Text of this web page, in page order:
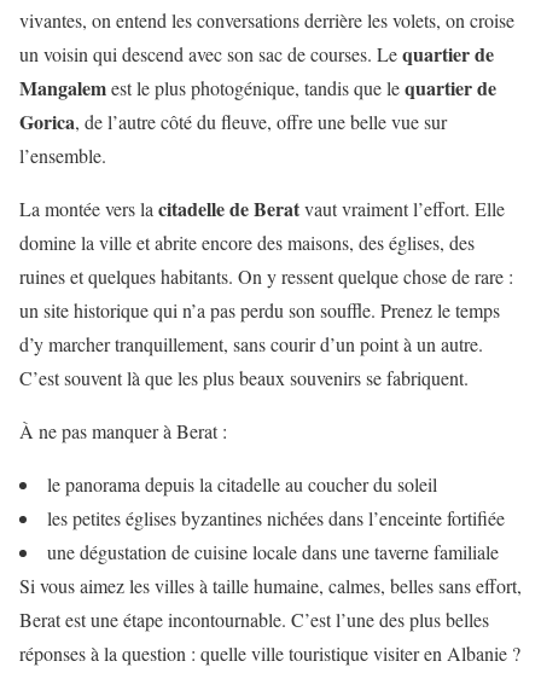
vivantes, on entend les conversations derrière les volets, on croise
un voisin qui descend avec son sac de courses. Lequartier de
Mangalemest le plus photogénique, tandis que lequartier de
Gorica, de l’autre côté du fleuve, offre une belle vue sur
l’ensemble.
La montée vers la citadelle de Beratvaut vraiment l’effort. Elle
domine la ville et abrite encore des maisons, des églises, des
ruines et quelques habitants. On y ressent quelque chose de rare :
un site historique qui n’a pas perdu son souffle. Prenez le temps
d’y marcher tranquillement, sans courir d’un point à un autre.
C’est souvent là que les plus beaux souvenirs se fabriquent.
À ne pas manquer à Berat :
le panorama depuis la citadelle au coucher du soleil
les petites églises byzantines nichées dans l’enceinte fortifiée
une dégustation de cuisine locale dans une taverne familiale
Si vous aimez les villes à taille humaine, calmes, belles sans effort,
Berat est une étape incontournable. C’est l’une des plus belles
réponses à la question : quelle ville touristique visiter en Albanie ?